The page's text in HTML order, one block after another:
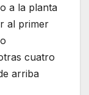
a la planta
al primer
cuatro
arriba